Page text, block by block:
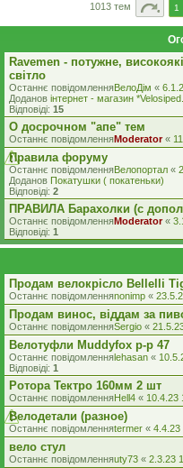
1013 тем 1
Ravemen - потужне,
світло
Останнє повідомленняВелоДім «
Доданов iнтернет - магазин
Відповіді: 15
О досрочном "апе" тем
Останнє повідомленняModerator«
Правила форуму
Останнє повідомленняВелопортал «
Доданов Покатушки ( покатеньки)
Відповіді: 2
ПРАВИЛА Барахолки (с
Останнє повідомленняModerator«
Відповіді: 1
Продам велокрісло Bellelli
Останнє повідомленняnonimp «
Продам винос, віддам за
Останнє повідомленняSergio «
Велотуфли Muddyfox р-р 47
Останнє повідомленняlehasan «
Відповіді: 1
Ротора Тектро 160мм 2 шт
Останнє повідомленняHell4 « 10.4.23
Велодетали (разное)
Останнє повідомленняtermer « 4.4.23
вело стул
Останнє повідомленняuty73 « 2.3.23